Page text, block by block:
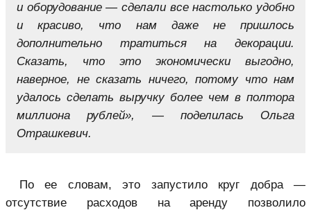
и оборудование — сделали все настолько удобно
и красиво, что нам даже не пришлось
дополнительно тратиться на декорации.
Сказать, что это экономически выгодно,
наверное, не сказать ничего, потому что нам
удалось сделать выручку более чем в полтора
миллиона рублей», — поделилась Ольга
Отрашкевич.
По ее словам, это запустило круг добра —
отсутствие расходов на аренду позволило